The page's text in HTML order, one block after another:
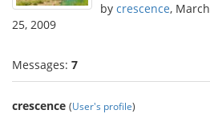
by crescence, March
25, 2009
Messages: 7
crescence (User's profile)